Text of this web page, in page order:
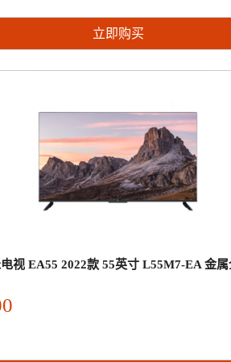
立即购买
视 EA55 2022款 55英寸 L55M7-EA 金